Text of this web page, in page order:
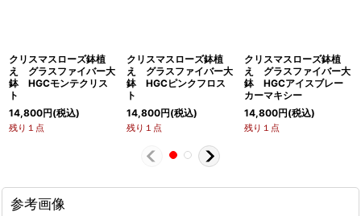
クリスマスローズ鉢植
え グラスファイバー大
鉢 HGCモンテクリス
ト
14,800円(税込)
残り１点
クリスマスローズ鉢植
え グラスファイバー大
鉢 HGCピンクフロス
ト
14,800円(税込)
残り１点
クリスマスローズ鉢植
え グラスファイバー大
鉢 HGCアイスブレー
カーマキシー
14,800円(税込)
残り１点
参考画像